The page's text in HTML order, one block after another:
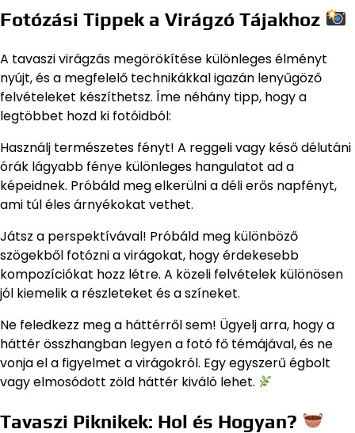
Fotózási Tippek a Virágzó Tájakhoz
A tavaszi virágzás megörökítése különleges élményt
nyújt, és a megfelelő technikákkal igazán lenyűgöző
felvételeket készíthetsz. Íme néhány tipp, hogy a
legtöbbet hozd ki fotóidból:
Használj természetes fényt! A reggeli vagy késő délutáni
órák lágyabb fénye különleges hangulatot ad a
képeidnek. Próbáld meg elkerülni a déli erős napfényt,
ami túl éles árnyékokat vethet.
Játsz a perspektívával! Próbáld meg különböző
szögekből fotózni a virágokat, hogy érdekesebb
kompozíciókat hozz létre. A közeli felvételek különösen
jól kiemelik a részleteket és a színeket.
Ne feledkezz meg a háttérről sem! Ügyelj arra, hogy a
háttér összhangban legyen a fotó fő témájával, és ne
vonja el a figyelmet a virágokról. Egy egyszerű égbolt
vagy elmosódott zöld háttér kiváló lehet.
Tavaszi Piknikek: Hol és Hogyan?